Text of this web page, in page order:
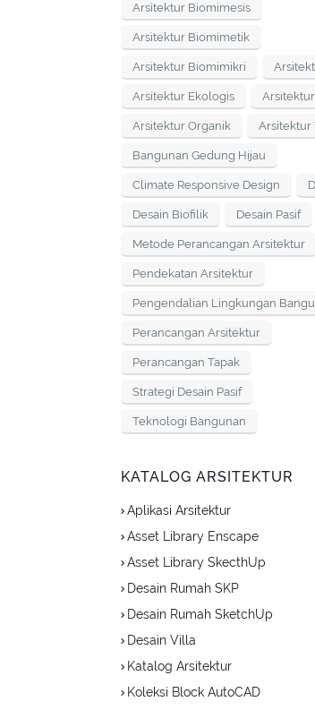
Arsitektur Biomimesis
Arsitektur Biomimetik
Arsitektur Biomimikri
Arsitektur Ekologis
Arsitektur Organik Arsitektur
Bangunan Gedung Hijau
Climate Responsive Design
Desain Biofilik Desain Pasif
Metode Perancangan Arsitektur
Pendekatan Arsitektur
Pengendalian Lingkungan
Perancangan Arsitektur
Perancangan Tapak
Strategi Desain Pasif
Teknologi Bangunan
KATALOG ARSITEKTUR
Aplikasi Arsitektur
Asset Library Enscape
Asset Library SkecthUp
Desain Rumah SKP
Desain Rumah SketchUp
Desain Villa
Katalog Arsitektur
Koleksi Block AutoCAD